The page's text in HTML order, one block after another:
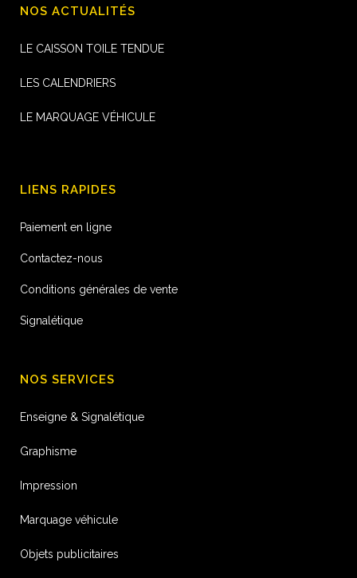
NOS ACTUALITÉS
LE CAISSON TOILE TENDUE
LES CALENDRIERS
LE MARQUAGE VÉHICULE
LIENS RAPIDES
Paiement en ligne
Contactez-nous
Conditions générales de vente
Signalétique
NOS SERVICES
Enseigne & Signalétique
Graphisme
Impression
Marquage véhicule
Objets publicitaires